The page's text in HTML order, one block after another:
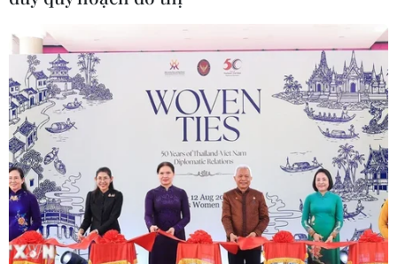
#Kim ngạch thương mại
#Biện pháp trừng phạt Triều Tiên
#Triều-Trung
#Hội nghị thượng đỉnh Mỹ-Triều lần 2
#Xuất khẩu
Triều Tiên
Trung Quốc